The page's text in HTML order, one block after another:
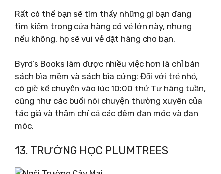
Rất có thể bạn sẽ tìm thấy những gì bạn đang
tìm kiếm trong cửa hàng có vẻ lớn này, nhưng
nếu không, họ sẽ vui vẻ đặt hàng cho bạn.
Byrd’s Books làm được nhiều việc hơn là chỉ bán
sách bìa mềm và sách bìa cứng: Đối với trẻ nhỏ,
có giờ kể chuyện vào lúc 10:00 thứ Tư hàng tuần,
cũng như các buổi nói chuyện thường xuyên của
tác giả và thậm chí cả các đêm đan móc và đan
móc.
13. TRƯỜNG HỌC PLUMTREES